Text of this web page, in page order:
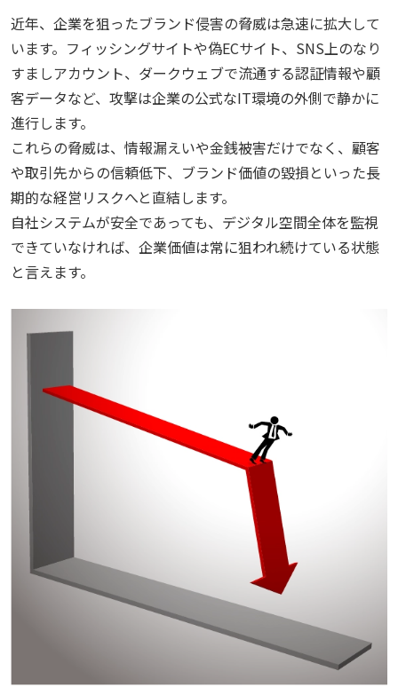
近年、企業を狙ったブランド侵害の脅威は急速に拡大して
います。フィッシングサイトや偽ECサイト、SNS上のなり
すましアカウント、ダークウェブで流通する認証情報や顧
客データなど、攻撃は企業の公式なIT環境の外側で静かに
進行します。
これらの脅威は、情報漏えいや金銭被害だけでなく、顧客
や取引先からの信頼低下、ブランド価値の毀損といった長
期的な経営リスクへと直結します。
自社システムが安全であっても、デジタル空間全体を監視
できていなければ、企業価値は常に狙われ続けている状態
と言えます。